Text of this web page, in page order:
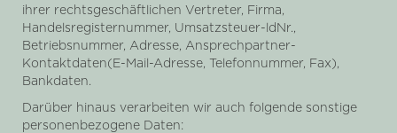
ihrer rechtsgeschäftlichen Vertreter, Firma,
Handelsregisternummer, Umsatzsteuer-ldNr.,
Betriebsnummer, Adresse, Ansprechpartner-
Kontaktdaten(E-Mail-Adresse, Telefonnummer, Fax),
Bankdaten.
Darüber hinaus verarbeiten wir auch folgende sonstige
personenbezogene Daten: